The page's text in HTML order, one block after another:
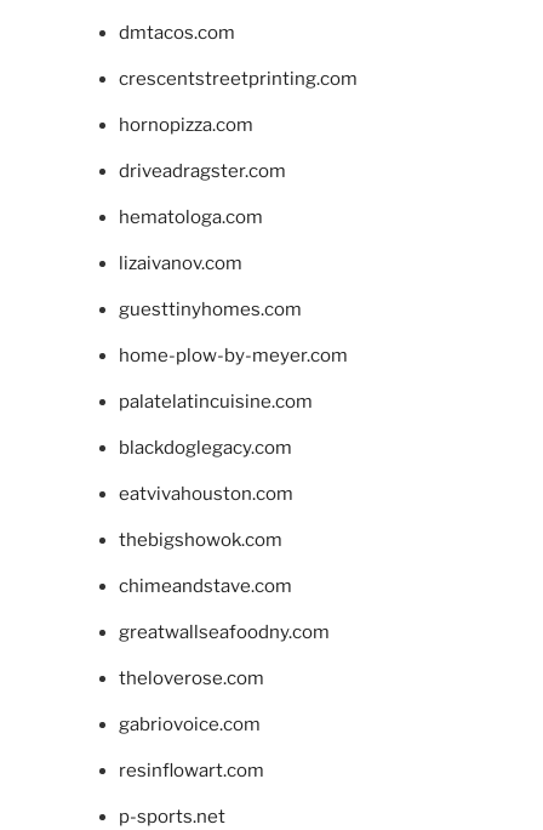
dmtacos.com
crescentstreetprinting.com
hornopizza.com
driveadragster.com
hematologa.com
lizaivanov.com
guesttinyhomes.com
home-plow-by-meyer.com
palatelatincuisine.com
blackdoglegacy.com
eatvivahouston.com
thebigshowok.com
chimeandstave.com
greatwallseafoodny.com
theloverose.com
gabriovoice.com
resinflowart.com
p-sports.net